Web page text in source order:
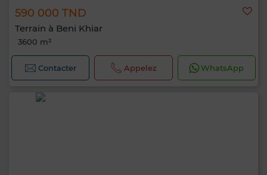
590 000 TND
Terrain à Beni Khiar
3600 m²
Contacter Appelez WhatsApp